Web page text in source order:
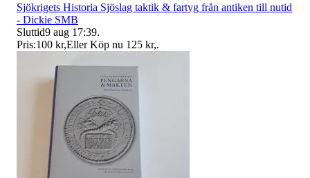
Sjökrigets Historia Sjöslag taktik & fartyg från antiken till nutid
- Dickie SMB
Sluttid9 aug 17:39.
Pris:100 kr,Eller Köp nu 125 kr,.